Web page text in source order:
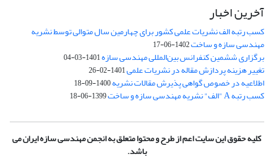
آخرین اخبار
کسب رتبه الف نشریات علمی کشور برای چهارمین سال متوالی توسط نشریه
مهندسی سازه و ساخت1402-06-17
برگزاری ششمین کنفرانس بین‌المللی مهندسی سازه1401-03-04
تغییر هزینه پردازش مقاله در نشریات علمی1401-02-26
اطلاعیه در خصوص گواهی پذیرش مقالات نشریه1400-09-18
کسب رتبه A "الف" نشریه مهندسی سازه و ساخت 1399-06-18
کلیه حقوق این سایت اعم از طرح و محتوا متعلق به انجمن مهندسی سازه ایران می
باشد.